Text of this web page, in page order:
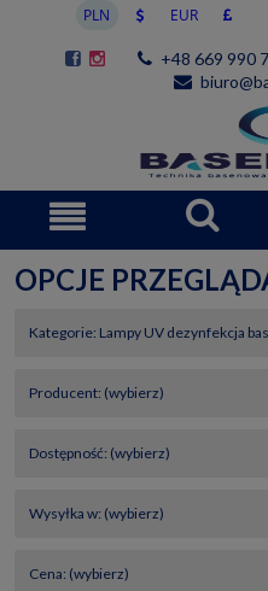
+48 669 990
OPCJE
Kategorie: Lampy UV dezynfekcja
Producent: (wybierz)
Dostępność: (wybierz)
Wysyłka w: (wybierz)
Cena: (wybierz)